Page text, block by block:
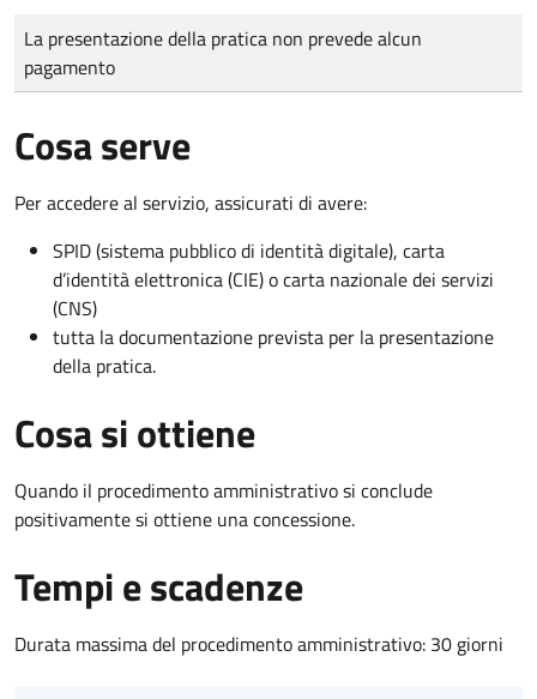
Tipo di pagamento
Importo
La presentazione della pratica non prevede alcun
pagamento
Cosa serve
Per accedere al servizio, assicurati di avere:
SPID (sistema pubblico di identità digitale), carta
d’identità elettronica (CIE) o carta nazionale dei servizi
(CNS)
tutta la documentazione prevista per la presentazione
della pratica.
Cosa si ottiene
Quando il procedimento amministrativo si conclude
positivamente si ottiene una concessione.
Tempi e scadenze
Durata massima del procedimento amministrativo: 30 giorni